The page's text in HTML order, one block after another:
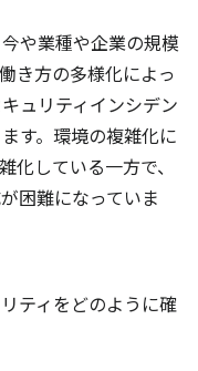
や業種や企業の規模
き方の多様化によっ
ュリティインシデン
す。環境の複雑化に
化している一方で、
困難になっていま
ティをどのように確